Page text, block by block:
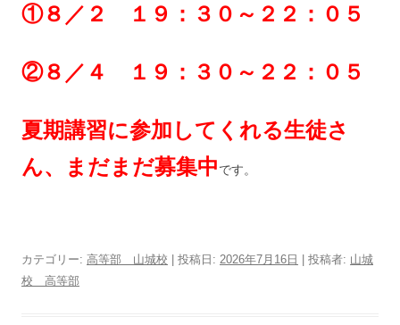
①８／２ １９：３０～２２：０５
②８／４ １９：３０～２２：０５
夏期講習に参加してくれる生徒さ
ん、まだまだ募集中です。
カテゴリー: 高等部 山城校 | 投稿日: 2026年7月16日 投稿者: 山城
校 高等部